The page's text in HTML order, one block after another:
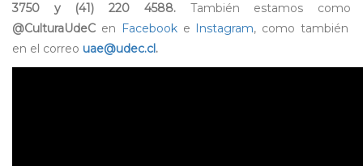
3750 y (41) 220 4588. También estamos como
@CulturaUdeC en Facebooke Instagram, como también
en el correo uae@udec.cl.